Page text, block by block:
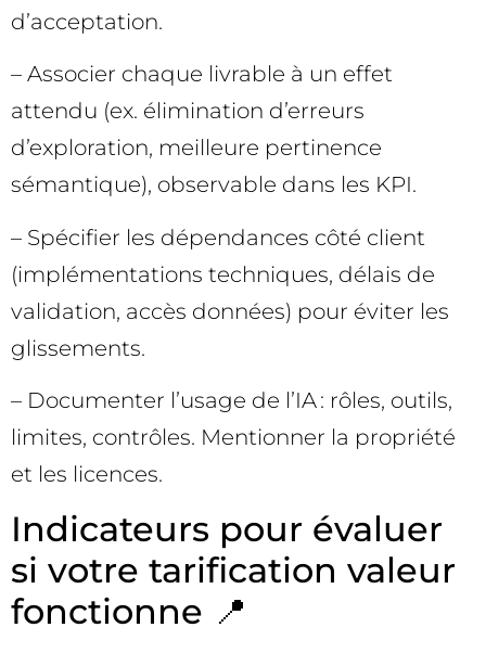
d’acceptation.
– Associer chaque livrable à un effet
attendu (ex. élimination d’erreurs
d’exploration, meilleure pertinence
sémantique), observable dans les KPI.
– Spécifier les dépendances côté client
(implémentations techniques, délais de
validation, accès données) pour éviter les
glissements.
– Documenter l’usage de l’IA : rôles, outils,
limites, contrôles. Mentionner la propriété
et les licences.
Indicateurs pour évaluer
si votre tarification valeur
fonctionne 📍